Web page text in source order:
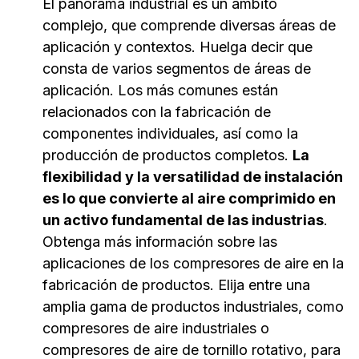
complejo, que comprende diversas áreas de
aplicación y contextos. Huelga decir que
consta de varios segmentos de áreas de
aplicación. Los más comunes están
relacionados con la fabricación de
componentes individuales, así como la
producción de productos completos. La
flexibilidad y la versatilidad de instalación
es lo que convierte al aire comprimido en
un activo fundamental de las industrias.
Obtenga más información sobre las
aplicaciones de los compresores de aire en la
fabricación de productos. Elija entre una
amplia gama de productos industriales, como
compresores de aire industriales o
compresores de aire de tornillo rotativo, para